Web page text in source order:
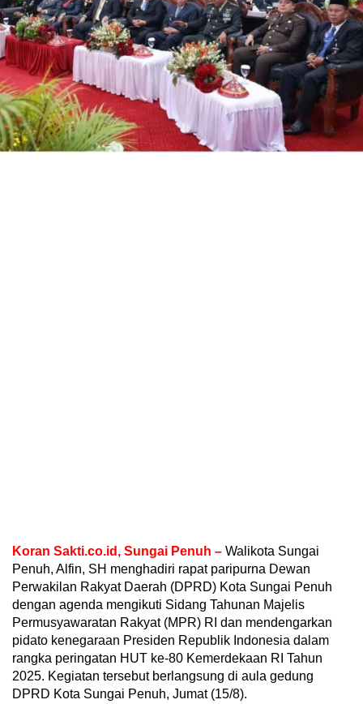
Koran Sakti.co.id, Sungai Penuh – Walikota Sungai
Penuh, Alfin, SH menghadiri rapat paripurna Dewan
Perwakilan Rakyat Daerah (DPRD) Kota Sungai Penuh
dengan agenda mengikuti Sidang Tahunan Majelis
Permusyawaratan Rakyat (MPR) RI dan mendengarkan
pidato kenegaraan Presiden Republik Indonesia dalam
rangka peringatan HUT ke-80 Kemerdekaan RI Tahun
2025. Kegiatan tersebut berlangsung di aula gedung
DPRD Kota Sungai Penuh, Jumat (15/8).